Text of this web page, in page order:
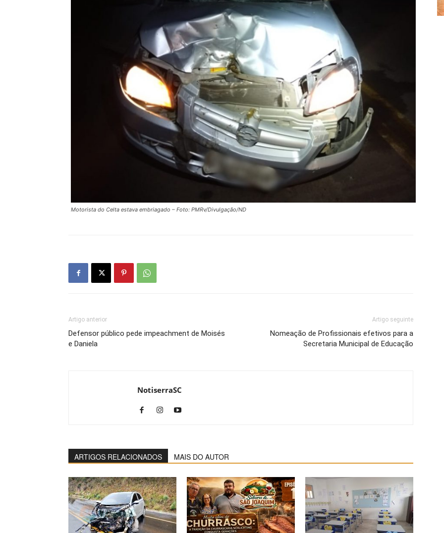
Motorista do Celta estava embriagado – Foto: PMRv/Divulgação/ND
Artigo anterior
Defensor público pede impeachment de Moisés
e Daniela
Artigo seguinte
Nomeação de Profissionais efetivos para a
Secretaria Municipal de Educação
NotiserraSC
ARTIGOS RELACIONADOS MAIS DO AUTOR